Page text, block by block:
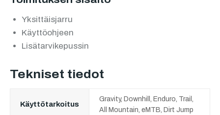
Yksittäisjarru
Käyttöohjeen
Lisätarvikepussin
Tekniset tiedot
Käyttötarkoitus
Gravity, Downhill, Enduro, Trail,
All Mountain, eMTB, Dirt Jump